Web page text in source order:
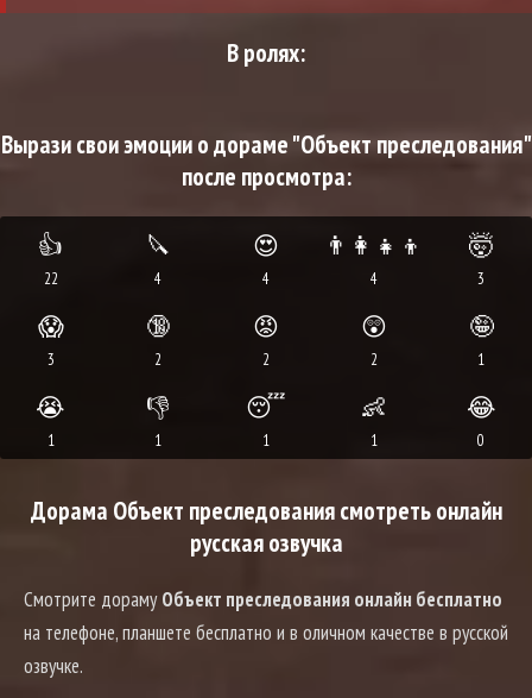
В ролях:
Вырази свои эмоции о дораме "Объект преследования"
после просмотра:
👍
22
🔪
4
😍
4
👨‍👩‍👧‍👦
4
🤯
3
😱
3
🔞
2
😡
2
😲
2
🤪
1
😭
1
👎
1
😴
1
👶
1
😂
0
Дорама Объект преследования смотреть онлайн
русская озвучка
Смотрите дорамуОбъект преследования онлайн бесплатно
на телефоне, планшете бесплатно и в оличном качестве в русской
озвучке.